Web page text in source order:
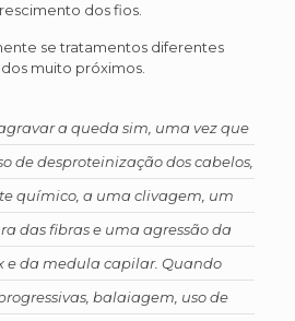
dos fios.
se tratamentos diferentes
muito próximos.
a queda sim, uma vez que
de desproteinização dos cabelos,
químico, a uma clivagem, um
das fibras e uma agressão da
e da medula capilar. Quando
balaiagem, uso de